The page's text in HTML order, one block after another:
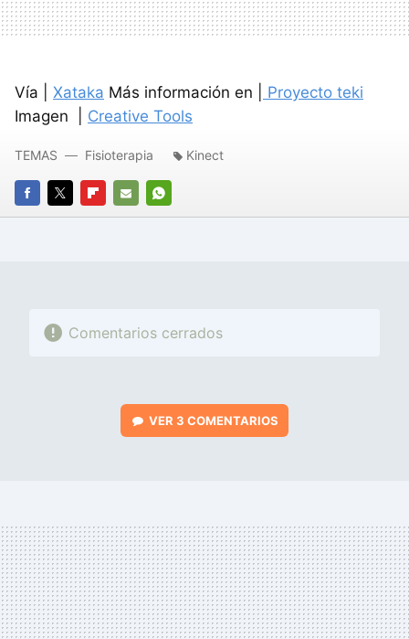
Vía | Xataka Más información en |
Proyecto teki
Imagen | Creative Tools
FACEBOOK
TWITTERFLIPBOARD
E-
WHATSAPP
TEMAS Fisioterapia Kinect
Comentarios cerrados
VER 3 COMENTARIOS